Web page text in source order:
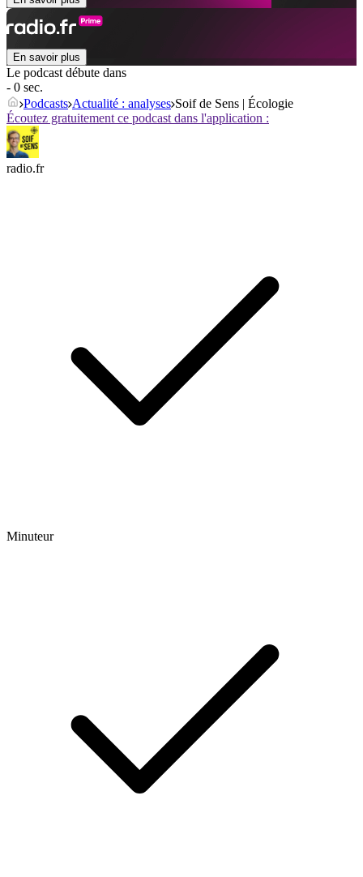
En savoir plus
Le podcast débute dans
- 0 sec.
Podcasts Actualité : analyses Soif de Sens | Écologie
Écoutez gratuitement ce podcast dans l'application :
radio.fr
Minuteur